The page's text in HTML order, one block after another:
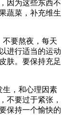
因为这些东西不
蔬菜，补充维生
不要熬夜，每天
进行适当的运动
肤。要保持充足
生，和心理因素
不要过于紧张，
保持一个愉快的